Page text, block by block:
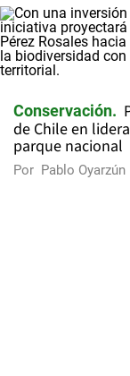
Conservación
de Chile en
parque nacional
Por Pablo Oyarzún